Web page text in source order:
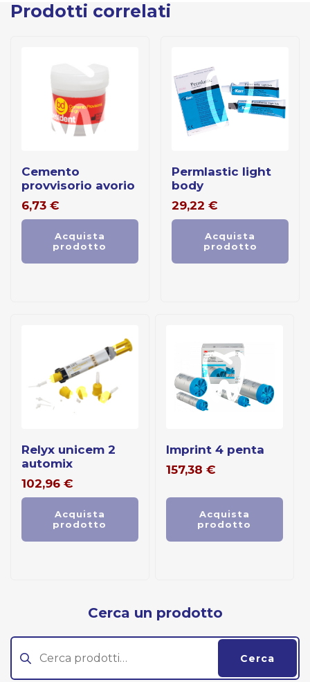
Prodotti correlati
cemento
provvisorio avorio
6,73 €
Acquista
prodotto
permlastic light
body
29,22 €
Acquista
prodotto
relyx unicem 2
automix
102,96 €
Acquista
prodotto
imprint 4 penta
157,38 €
Acquista
prodotto
Cerca un prodotto
Cerca:
Cerca